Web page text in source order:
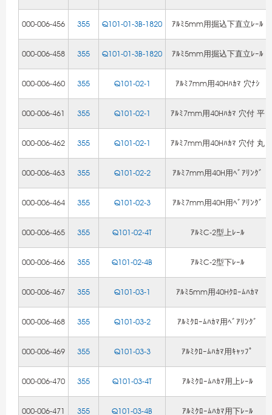
000-006-456 355 Q101-01-3B-1820 ｱﾙﾐ5mm用掘込下直立ﾚｰﾙ
000-006-458 355 Q101-01-3B-1820 ｱﾙﾐ5mm用掘込下直立ﾚｰﾙ
000-006-460 355 Q101-02-1 ｱﾙﾐ7mm用40Hﾊｶﾏ 穴ﾅｼ
000-006-461 355 Q101-02-1 ｱﾙﾐ7mm用40Hﾊｶﾏ 穴付 平
000-006-462 355 Q101-02-1 ｱﾙﾐ7mm用40Hﾊｶﾏ 穴付 丸
000-006-463 355 Q101-02-2 ｱﾙﾐ7mm用40H用ﾍﾞｱﾘﾝｸﾞ
000-006-464 355 Q101-02-3 ｱﾙﾐ7mm用40H用ﾍﾞｱﾘﾝｸﾞ
000-006-465 355 Q101-02-4T ｱﾙﾐC-2型上ﾚｰﾙ
000-006-466 355 Q101-02-4B ｱﾙﾐC-2型下ﾚｰﾙ
000-006-467 355 Q101-03-1 ｱﾙﾐ5mm用40Hｸﾛｰﾑﾊｶﾏ
000-006-468 355 Q101-03-2 ｱﾙﾐｸﾛｰﾑﾊｶﾏ用ﾍﾞｱﾘﾝｸﾞ
000-006-469 355 Q101-03-3 ｱﾙﾐｸﾛｰﾑﾊｶﾏ用ｷｬｯﾌﾟ
000-006-470 355 Q101-03-4T ｱﾙﾐｸﾛｰﾑﾊｶﾏ用上ﾚｰﾙ
000-006-471 355 Q101-03-4B ｱﾙﾐｸﾛｰﾑﾊｶﾏ用下ﾚｰﾙ